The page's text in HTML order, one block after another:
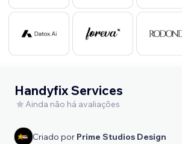
Handyfix Services
Ainda não há avaliações
Criado por Prime Studios Design